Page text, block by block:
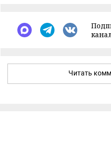
Читать